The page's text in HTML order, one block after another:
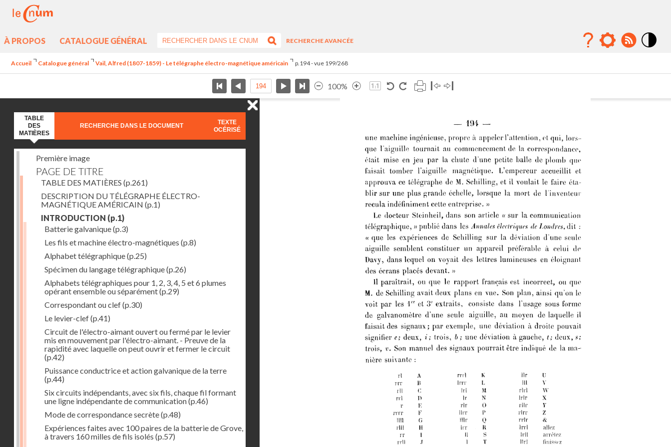
À PROPOS CATALOGUE GÉNÉRAL
RECHERCHE AVANCÉE
Accueil Catalogue général Vail, Alfred (1807-1859) - Le télégraphe électro-magnétique américain p.194 - vue 199/268
100%
TABLE
DES
MATIÈRES
RECHERCHE DANS LE DOCUMENT
TEXTE
OCÉRISÉ
Première image
PAGE DE TITRE
TABLE DES MATIÈRES (p.261)
DESCRIPTION DU TÉLÉGRAPHE ÉLECTRO-
MAGNÉTIQUE AMÉRICAIN (p.1)
INTRODUCTION (p.1)
Batterie galvanique(p.3)
Les fils et machine électro-magnétiques (p.8)
Alphabet télégraphique(p.25)
Spécimen du langage télégraphique(p.26)
Alphabets télégraphiques pour 1, 2, 3, 4, 5 et 6 plumes
opérant ensemble ou séparément(p.29)
Correspondant ou clef(p.30)
Le levier-clef(p.41)
Circuit de l'électro-aimant ouvert ou fermé par le levier
mis en mouvement par l'électro-aimant. - Preuve de la
rapidité avec laquelle on peut ouvrir et fermer le circuit
(p.42)
Puissance conductrice et action galvanique de la terre
(p.44)
Six circuits indépendants, avec six fils, chaque fil formant
une ligne indépendante de communication(p.46)
Mode de correspondance secrète(p.48)
Expériences faites avec 100 paires de la batterie de Grove,
à travers 160 milles de fils isolés (p.57)